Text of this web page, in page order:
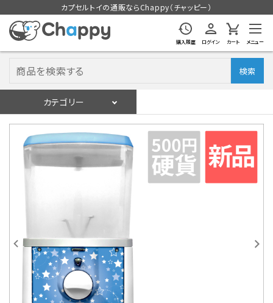
カプセルトイの通販ならChappy（チャッピー）
購入履歴 ログイン カート メニュー
検索
カテゴリー
ログイン 会員登録
入荷スケジュールをチェック
カプセルトイ
販促用空カプセル
レンタル